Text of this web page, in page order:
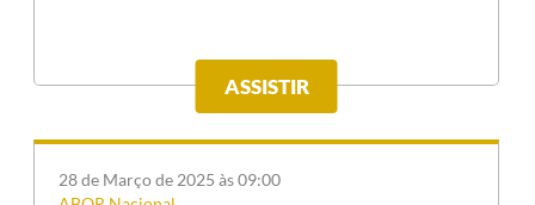
ASSISTIR
28 de Março de 2025 às 09:00